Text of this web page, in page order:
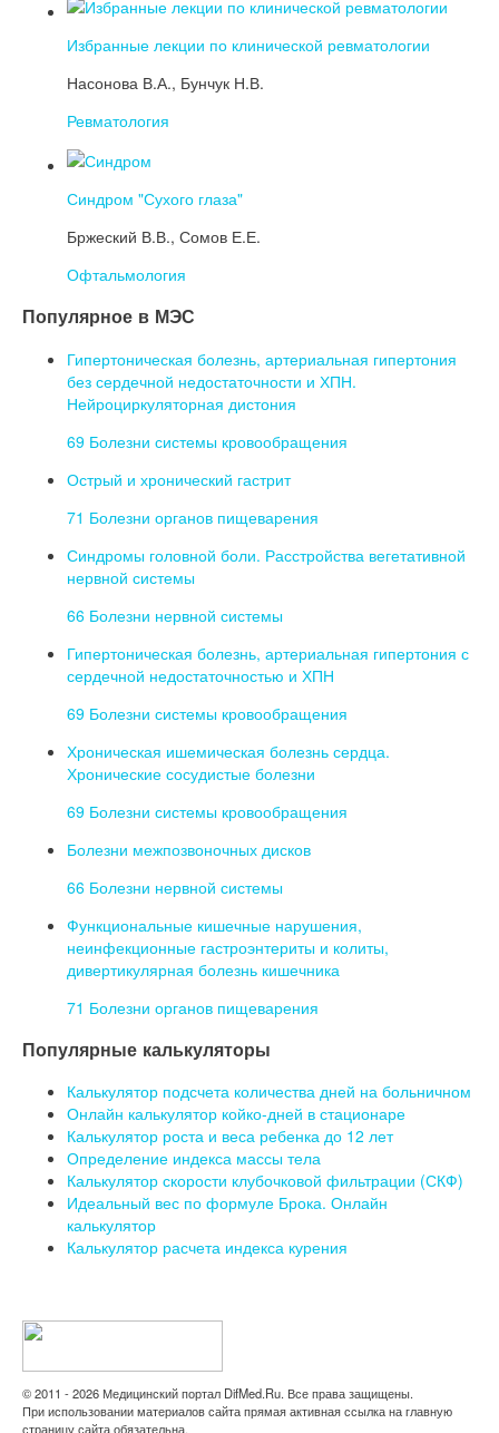
Избранные лекции по клинической ревматологии
Насонова В.А., Бунчук Н.В.
Ревматология
Синдром "Сухого глаза"
Бржеский В.В., Сомов Е.Е.
Офтальмология
Популярное в МЭС
Гипертоническая болезнь, артериальная гипертония
без сердечной недостаточности и ХПН.
Нейроциркуляторная дистония
69 Болезни системы кровообращения
Острый и хронический гастрит
71 Болезни органов пищеварения
Синдромы головной боли. Расстройства вегетативной
нервной системы
66 Болезни нервной системы
Гипертоническая болезнь, артериальная гипертония с
сердечной недостаточностью и ХПН
69 Болезни системы кровообращения
Хроническая ишемическая болезнь сердца.
Хронические сосудистые болезни
69 Болезни системы кровообращения
Болезни межпозвоночных дисков
66 Болезни нервной системы
Функциональные кишечные нарушения,
неинфекционные гастроэнтериты и колиты,
дивертикулярная болезнь кишечника
71 Болезни органов пищеварения
Популярные калькуляторы
Калькулятор подсчета количества дней на больничном
Онлайн калькулятор койко-дней в стационаре
Калькулятор роста и веса ребенка до 12 лет
Определение индекса массы тела
Калькулятор скорости клубочковой фильтрации (СКФ)
Идеальный вес по формуле Брока. Онлайн
калькулятор
Калькулятор расчета индекса курения
© 2011 - 2026 Медицинский портал DifMed.Ru. Все права защищены.
При использовании материалов сайта прямая активная ссылка на главную
страницу сайта обязательна.